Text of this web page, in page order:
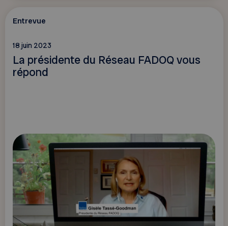
Entrevue
18 juin 2023
La présidente du Réseau FADOQ vous
répond